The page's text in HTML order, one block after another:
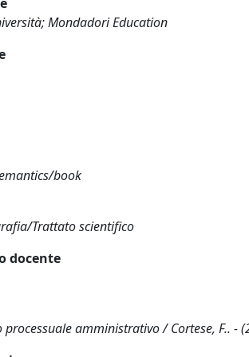
Mondadori Education
book
Trattato scientifico
docente
amministrativo / Cortese, F.. -